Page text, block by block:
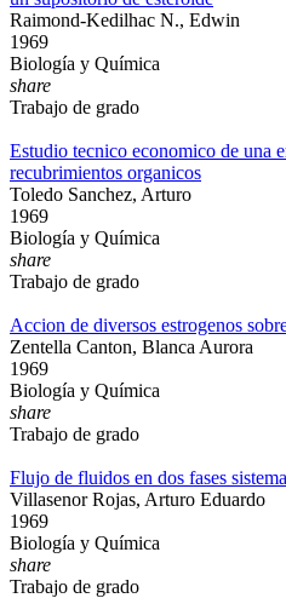
Raimond-Kedilhac N., Edwin
1969
Biología y Química
share
Trabajo de grado
Estudio tecnico economico de una
recubrimientos organicos
Toledo Sanchez, Arturo
1969
Biología y Química
share
Trabajo de grado
Accion de diversos estrogenos
Zentella Canton, Blanca Aurora
1969
Biología y Química
share
Trabajo de grado
Flujo de fluidos en dos fases
Villasenor Rojas, Arturo Eduardo
1969
Biología y Química
share
Trabajo de grado